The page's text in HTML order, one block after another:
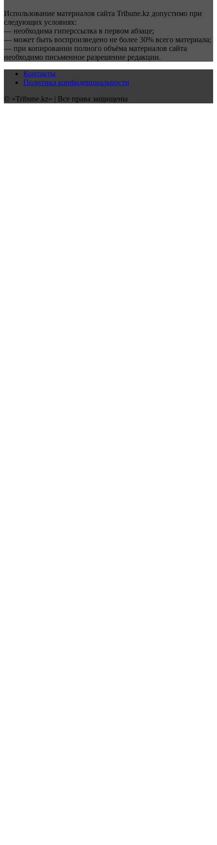
Использование материалов сайта Tribune.kz допустимо при
следующих условиях:
— необходима гиперссылка в первом абзаце;
— может быть воспроизведено не более 30% всего материала;
— при копировании полного объёма материалов сайта
необходимо письменное разрешение редакции.
Контакты
Политика конфиденциальности
© «Tribune.kz» | Все права защищены